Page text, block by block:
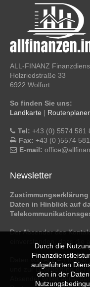
ALL-FINANZ
Holzriedstraße 33
6922 Wolfurt
So finden Sie uns:
Landkarte | Routenplaner
Tel: +43 (0) 5574 581
Fax: +43 (0 )5574
E-mail:
Newsletter
Daten in Hinblick auf
Der Absender des
Daten von ALL –
und zur Bearbeitung
Absender willigt
Durch die
aufgeführten
den in der